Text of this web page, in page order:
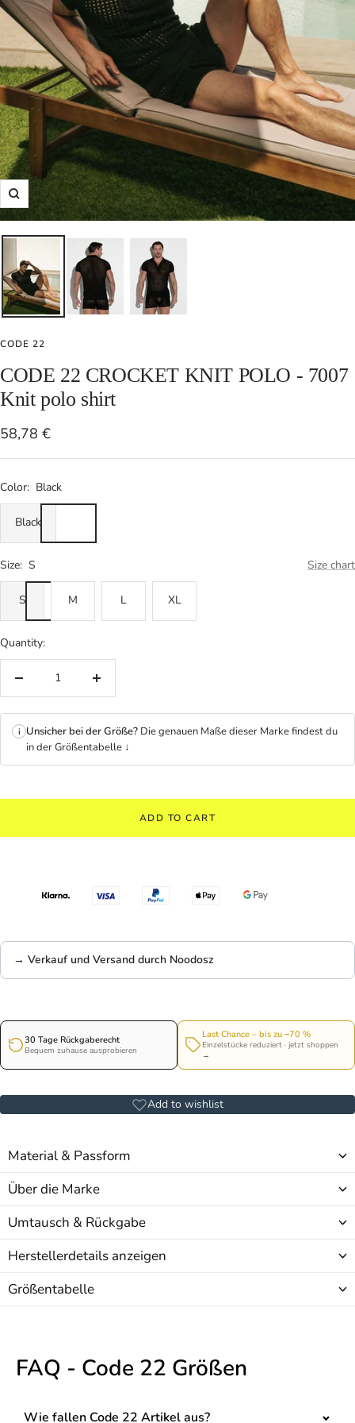
Zoom
CODE 22
CODE 22 CROCKET KNIT POLO - 7007
Knit polo shirt
Sale
price
58,78 €
Color: Black
Black
Size: S Size chart
S M L XL
Quantity:
Decrease
Increase
i Unsicher bei der Größe? Die genauen Maße dieser Marke findest du
in der Größentabelle ↓
ADD TO CART
→ Verkauf und Versand durch Noodosz
30 Tage Rückgaberecht
Bequem zuhause ausprobieren
Last Chance – bis zu −70 %
Einzelstücke reduziert · jetzt shoppen
→
Add to wishlist
Material & Passform
Über die Marke
Umtausch & Rückgabe
Herstellerdetails anzeigen
Größentabelle
FAQ - Code 22 Größen
Wie fallen Code 22 Artikel aus?